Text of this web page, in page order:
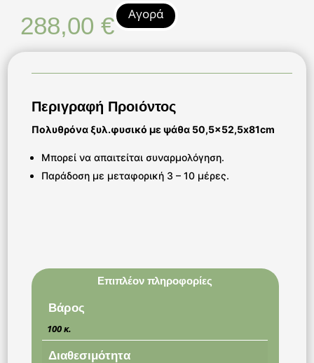
288,00€ Αγορά
Περιγραφή Προιόντος
Πολυθρόνα ξυλ.φυσικό με ψάθα 50,5×52,5x81cm
Μπορεί να απαιτείται συναρμολόγηση.
Παράδοση με μεταφορική 3 – 10 μέρες.
Επιπλέον πληροφορίες
Βάρος
100 κ.
Διαθεσιμότητα